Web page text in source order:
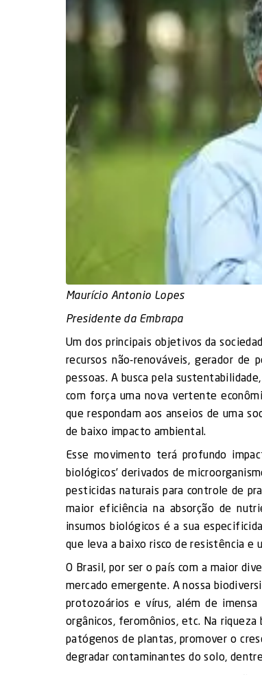
Maurício Antonio Lopes
Presidente da Embrapa
Um dos principais objetivos da
recursos não-renováveis, gerador de
pessoas. A busca pela
com força uma nova vertente
que respondam aos anseios de uma
de baixo impacto ambiental.
Esse movimento terá profundo
biológicos’ derivados de
pesticidas naturais para controle de
maior eficiência na absorção de
insumos biológicos é a sua
que leva a baixo risco de resistência e
O Brasil, por ser o país com a maior
mercado emergente. A nossa
protozoários e vírus, além de imensa
orgânicos, feromônios, etc. Na
patógenos de plantas, promover o
degradar contaminantes do solo,